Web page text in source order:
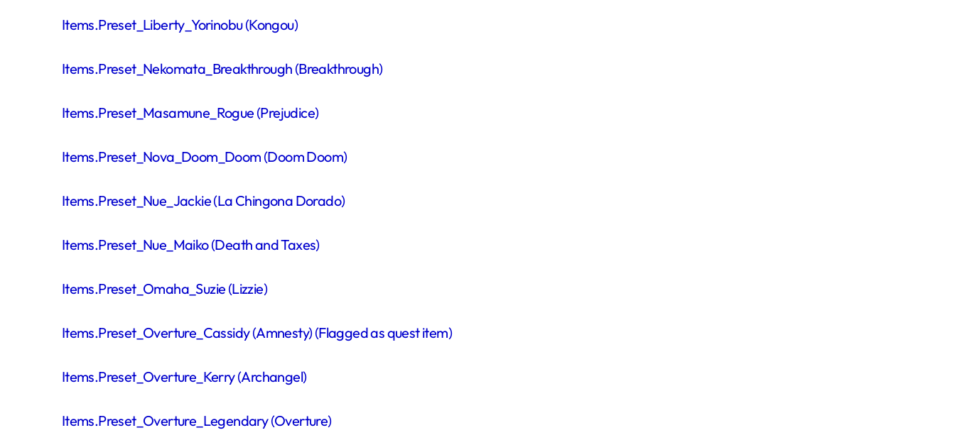
Items.Preset_Liberty_Yorinobu (Kongou)
Items.Preset_Nekomata_Breakthrough (Breakthrough)
Items.Preset_Masamune_Rogue (Prejudice)
Items.Preset_Nova_Doom_Doom (Doom Doom)
Items.Preset_Nue_Jackie (La Chingona Dorado)
Items.Preset_Nue_Maiko (Death and Taxes)
Items.Preset_Omaha_Suzie (Lizzie)
Items.Preset_Overture_Cassidy (Amnesty) (Flagged as quest item)
Items.Preset_Overture_Kerry (Archangel)
Items.Preset_Overture_Legendary (Overture)